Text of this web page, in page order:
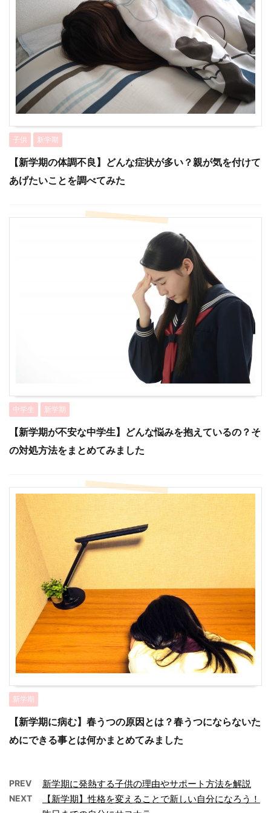
子供 新学期
【新学期の体調不良】どんな症状が多い？親が気を付けて
あげたいことを調べてみた
中学生 新学期
【新学期が不安な中学生】どんな悩みを抱えているの？そ
の対処方法をまとめてみました
新学期
【新学期に病む】春うつの原因とは？春うつにならないた
めにできる事とは何かまとめてみました
PREV 新学期に発熱する子供の理由やサポート方法を解説
NEXT
【新学期】性格を変えることで新しい自分になろう！